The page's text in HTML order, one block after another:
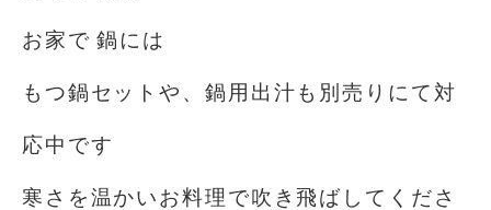
お家で 鍋には
もつ鍋セットや、鍋用出汁も別売りにて対
応中です
寒さを温かいお料理で吹き飛ばしてくださ